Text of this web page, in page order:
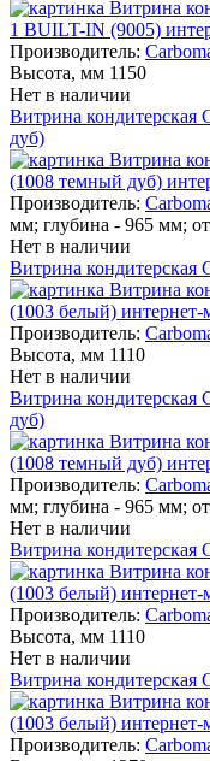
Производитель:
Высота, мм 1150
Нет в наличии
Витрина кондитерская
дуб)
Производитель:
мм; глубина - 965 мм;
Нет в наличии
Витрина кондитерская
Производитель:
Высота, мм 1110
Нет в наличии
Витрина кондитерская
дуб)
Производитель:
мм; глубина - 965 мм;
Нет в наличии
Витрина кондитерская
Производитель:
Высота, мм 1110
Нет в наличии
Витрина кондитерская
Производитель: